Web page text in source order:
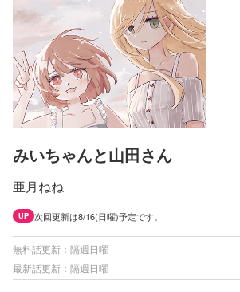
みいちゃんと山田さん
亜月ねね
UP 次回更新は8/16(日曜)予定です。
無料話更新：隔週日曜
最新話更新：隔週日曜